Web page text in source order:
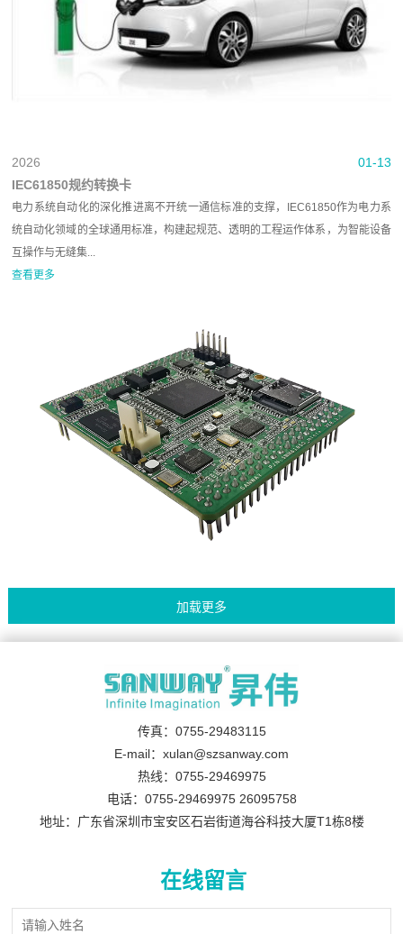
01-13
2026
IEC61850规约转换卡
电力系统自动化的深化推进离不开统一通信标准的支撑，IEC61850作为电力系
统自动化领域的全球通用标准，构建起规范、透明的工程运作体系，为智能设备
互操作与无缝集...
查看更多
传真：0755-29483115
E-mail：xulan@szsanway.com
热线：0755-29469975
电话：0755-29469975 26095758
地址：广东省深圳市宝安区石岩街道海谷科技大厦T1栋8楼
在线留言